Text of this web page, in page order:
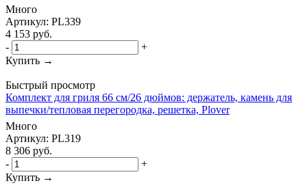
Много
Артикул: PL339
4 153 руб.
-
+
Купить →
Быстрый просмотр
Комплект для гриля 66 см/26 дюймов: держатель, камень для
выпечки/тепловая перегородка, решетка, Plover
Много
Артикул: PL319
8 306 руб.
-
+
Купить →